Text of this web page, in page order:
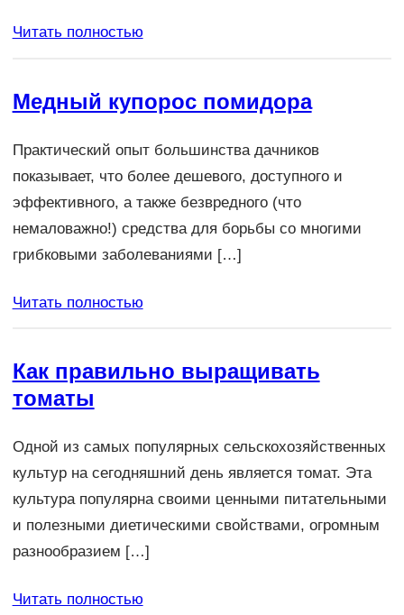
Читать полностью
Медный купорос помидора
Практический опыт большинства дачников
показывает, что более дешевого, доступного и
эффективного, а также безвредного (что
немаловажно!) средства для борьбы со многими
грибковыми заболеваниями […]
Читать полностью
Как правильно выращивать
томаты
Одной из самых популярных сельскохозяйственных
культур на сегодняшний день является томат. Эта
культура популярна своими ценными питательными
и полезными диетическими свойствами, огромным
разнообразием […]
Читать полностью